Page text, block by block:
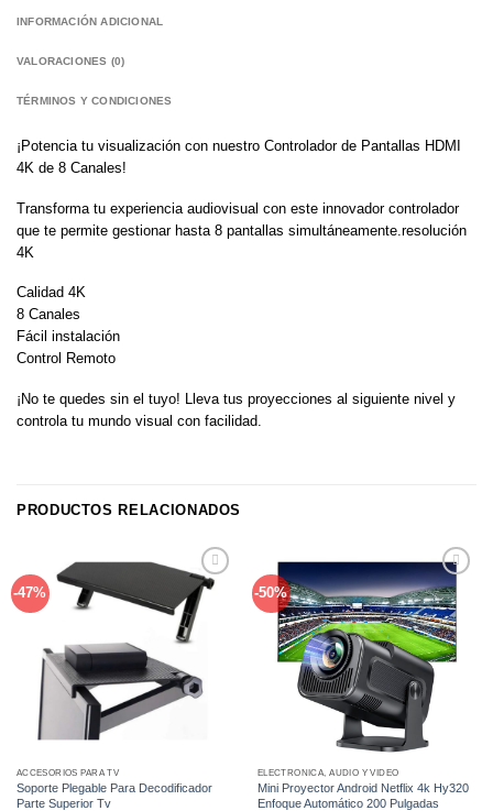
INFORMACIÓN ADICIONAL
VALORACIONES (0)
TÉRMINOS Y CONDICIONES
¡Potencia tu visualización con nuestro Controlador de Pantallas HDMI
4K de 8 Canales!
Transforma tu experiencia audiovisual con este innovador controlador
que te permite gestionar hasta 8 pantallas simultáneamente.resolución
4K
Calidad 4K
8 Canales
Fácil instalación
Control Remoto
¡No te quedes sin el tuyo! Lleva tus proyecciones al siguiente nivel y
controla tu mundo visual con facilidad.
PRODUCTOS RELACIONADOS
-47%
Añadir
a la
lista de
deseos
ACCESORIOS PARA TV
Soporte Plegable Para Decodificador
Parte Superior Tv
-50%
Añadir
a la
lista de
deseos
ELECTRÓNICA, AUDIO Y VIDEO
Mini Proyector Android Netflix 4k Hy320
Enfoque Automático 200 Pulgadas